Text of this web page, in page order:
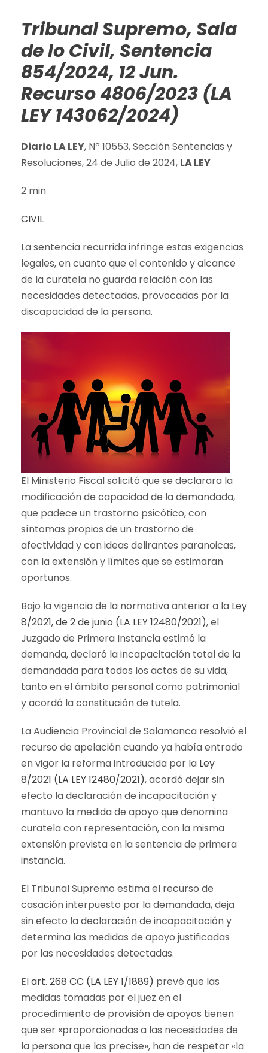
Tribunal Supremo, Sala
de lo Civil, Sentencia
854/2024, 12 Jun.
Recurso 4806/2023 (LA
LEY 143062/2024)
Diario LA LEY, Nº 10553, Sección Sentencias y
Resoluciones, 24 de Julio de 2024, LA LEY
2 min
CIVIL
La sentencia recurrida infringe estas exigencias
legales, en cuanto que el contenido y alcance
de la curatela no guarda relación con las
necesidades detectadas, provocadas por la
discapacidad de la persona.
El Ministerio Fiscal solicitó que se declarara la
modificación de capacidad de la demandada,
que padece un trastorno psicótico, con
síntomas propios de un trastorno de
afectividad y con ideas delirantes paranoicas,
con la extensión y límites que se estimaran
oportunos.
Bajo la vigencia de la normativa anterior a la Ley
8/2021, de 2 de junio (LA LEY 12480/2021), el
Juzgado de Primera Instancia estimó la
demanda, declaró la incapacitación total de la
demandada para todos los actos de su vida,
tanto en el ámbito personal como patrimonial
y acordó la constitución de tutela.
La Audiencia Provincial de Salamanca resolvió el
recurso de apelación cuando ya había entrado
en vigor la reforma introducida por la Ley
8/2021 (LA LEY 12480/2021), acordó dejar sin
efecto la declaración de incapacitación y
mantuvo la medida de apoyo que denomina
curatela con representación, con la misma
extensión prevista en la sentencia de primera
instancia.
El Tribunal Supremo estima el recurso de
casación interpuesto por la demandada, deja
sin efecto la declaración de incapacitación y
determina las medidas de apoyo justificadas
por las necesidades detectadas.
Elart. 268 CC (LA LEY 1/1889) prevé que las
medidas tomadas por el juez en el
procedimiento de provisión de apoyos tienen
que ser «proporcionadas a las necesidades de
la persona que las precise», han de respetar «la